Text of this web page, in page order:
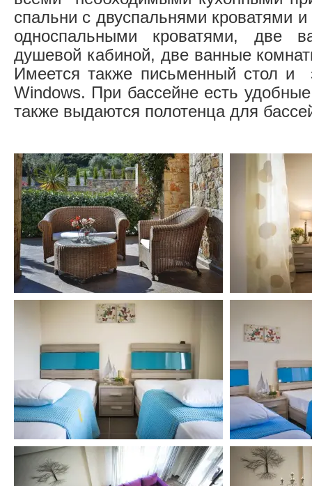
спальни с двуспальнями кроватями
односпальными кроватями, две
душевой кабиной, две ванные
Имеется также письменный стол и
Windows. При бассейне есть
также выдаются полотенца для